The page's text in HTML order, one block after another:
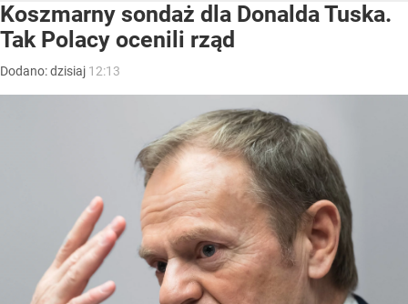
Koszmarny sondaż dla Donalda Tuska.
Tak Polacy ocenili rząd
Dodano:dzisiaj 12:13